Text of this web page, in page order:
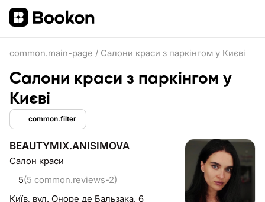
common.main-page / Салони краси з паркінгом у Києві
Салони краси з паркінгом у
Києві
common.filter
BEAUTYMIX.ANISIMOVA
Салон краси
5(5 common.reviews-2)
Київ, вул. Оноре де Бальзака, 6